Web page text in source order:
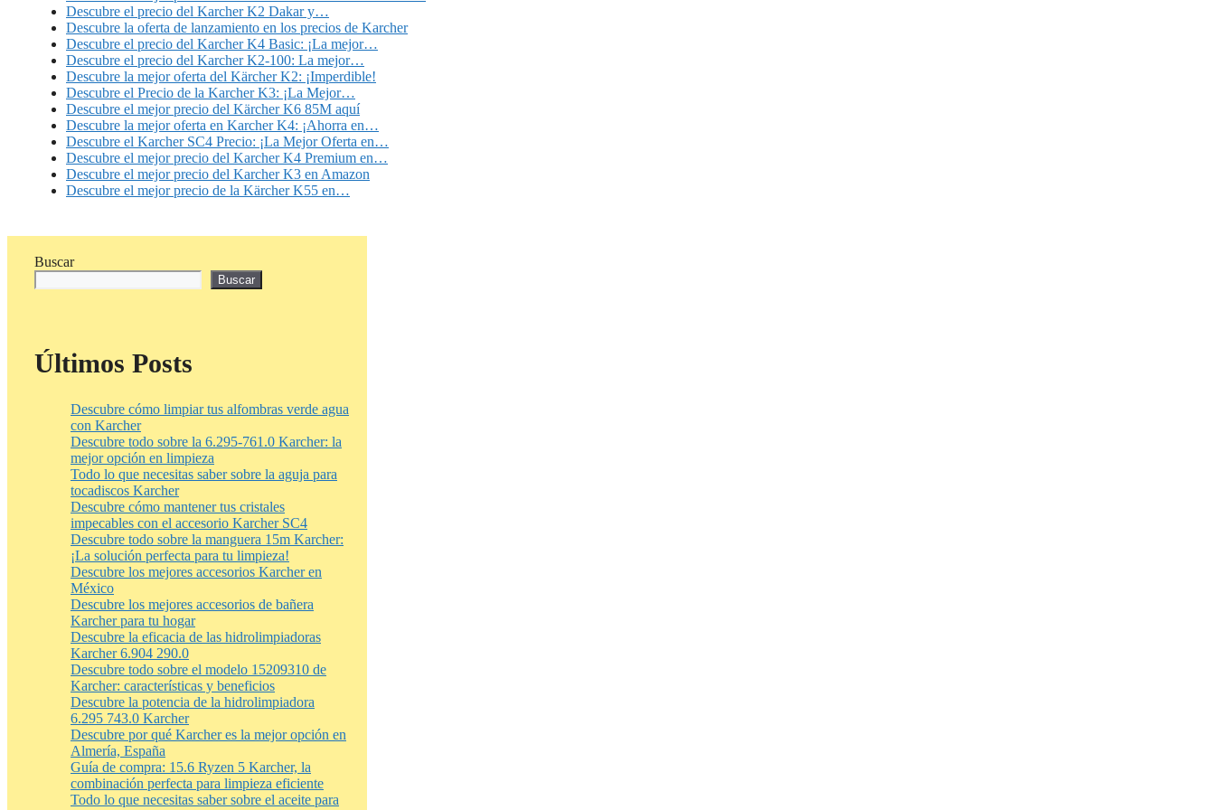
Descubre el precio del Karcher K2 Dakar y…
Descubre la oferta de lanzamiento en los precios de Karcher
Descubre el precio del Karcher K4 Basic: ¡La mejor…
Descubre el precio del Karcher K2-100: La mejor…
Descubre la mejor oferta del Kärcher K2: ¡Imperdible!
Descubre el Precio de la Karcher K3: ¡La Mejor…
Descubre el mejor precio del Kärcher K6 85M aquí
Descubre la mejor oferta en Karcher K4: ¡Ahorra en…
Descubre el Karcher SC4 Precio: ¡La Mejor Oferta en…
Descubre el mejor precio del Karcher K4 Premium en…
Descubre el mejor precio del Karcher K3 en Amazon
Descubre el mejor precio de la Kärcher K55 en…
Buscar
Buscar
Últimos Posts
Descubre cómo limpiar tus alfombras verde agua
con Karcher
Descubre todo sobre la 6.295-761.0 Karcher: la
mejor opción en limpieza
Todo lo que necesitas saber sobre la aguja para
tocadiscos Karcher
Descubre cómo mantener tus cristales
impecables con el accesorio Karcher SC4
Descubre todo sobre la manguera 15m Karcher:
¡La solución perfecta para tu limpieza!
Descubre los mejores accesorios Karcher en
México
Descubre los mejores accesorios de bañera
Karcher para tu hogar
Descubre la eficacia de las hidrolimpiadoras
Karcher 6.904 290.0
Descubre todo sobre el modelo 15209310 de
Karcher: características y beneficios
Descubre la potencia de la hidrolimpiadora
6.295 743.0 Karcher
Descubre por qué Karcher es la mejor opción en
Almería, España
Guía de compra: 15.6 Ryzen 5 Karcher, la
combinación perfecta para limpieza eficiente
Todo lo que necesitas saber sobre el aceite para